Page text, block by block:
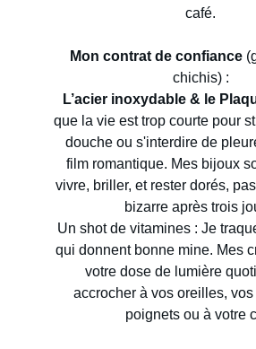
café.
Mon contrat de confiance
chichis) :
L’acier inoxydable & le
que la vie est trop courte pour
douche ou s'interdire de
film romantique. Mes bijoux
vivre, briller, et rester dorés,
bizarre après trois
Un shot de vitamines : Je
qui donnent bonne mine. Mes
votre dose de lumière
accrocher à vos oreilles,
poignets ou à votre